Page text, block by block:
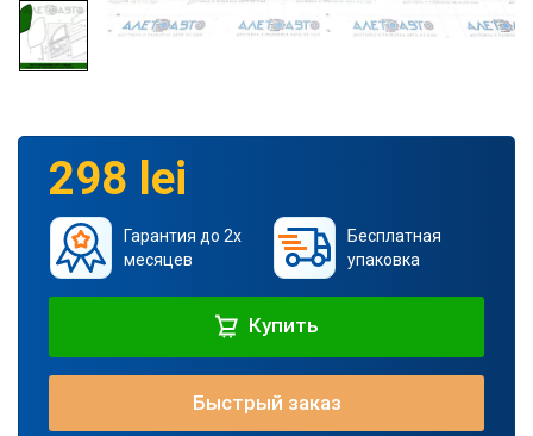
298 lei
Гарантия до 2х
месяцев
Бесплатная
упаковка
Купить
Быстрый заказ